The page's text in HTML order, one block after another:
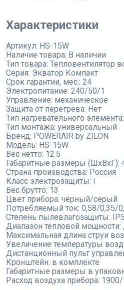
Характеристики
Артикул: HS-15W
Наличие товара: В наличии
Тип товара: Тепловентилятор
Серия: Экватор Компакт
Срок гарантии, мес.: 24
Электропитание: 240/50/1
Управление: механическое
Защита от перегрева: Нет
Тип нагревательного элемента:
Тип монтажа: универсальный
Бренд: POWERAIR by ZILON
Модель: HS-15W
Вес нетто: 12.5
Габаритные размеры (ШxВxГ):
Страна производства: Россия
Класс электрозащиты:
Вес брутто: 13
Цвет прибора: чёрный/серый
Потребляемый ток: 0,58/0,35/
Степень пылевлагозащиты:
Диапазон тепловой мощности:
Максимальная длина струи
Увеличение температуры
Дистанционный пульт
Кронштейн: в комплекте
Габаритные размеры в
Расход воздуха прибора: